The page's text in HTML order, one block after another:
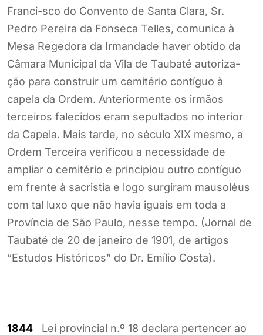
Franci-sco do Convento de Santa Clara, Sr.
Pedro Pereira da Fonseca Telles, comunica à
Mesa Regedora da Irmandade haver obtido da
Câmara Municipal da Vila de Taubaté autoriza-
ção para construir um cemitério contíguo à
capela da Ordem. Anteriormente os irmãos
terceiros falecidos eram sepultados no interior
da Capela. Mais tarde, no século XIX mesmo, a
Ordem Terceira verificou a necessidade de
ampliar o cemitério e principiou outro contíguo
em frente à sacristia e logo surgiram mausoléus
com tal luxo que não havia iguais em toda a
Província de São Paulo, nesse tempo. (Jornal de
Taubaté de 20 de janeiro de 1901, de artigos
“Estudos Históricos” do Dr. Emílio Costa).
1844 Lei provincial n.º 18 declara pertencer ao